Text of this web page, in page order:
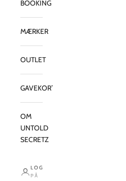
BOOKING
MÆRKER
OUTLET
GAVEKORT
OM
UNTOLD
SECRETZ
LOG
PÅ